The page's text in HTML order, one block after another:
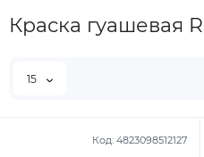
Краска гуашевая
15
Код: 4823098512127